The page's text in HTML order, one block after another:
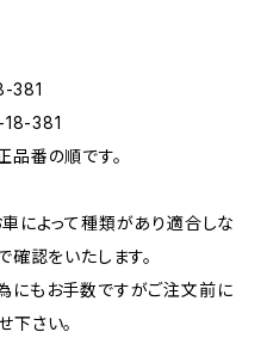
381
18-381
番の順です。
によって種類があり適合しな
確認をいたします。
にもお手数ですがご注文前に
さい。